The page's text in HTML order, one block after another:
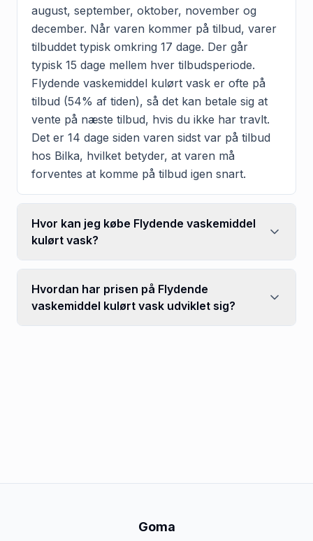
august, september, oktober, november og
december. Når varen kommer på tilbud, varer
tilbuddet typisk omkring 17 dage. Der går
typisk 15 dage mellem hver tilbudsperiode.
Flydende vaskemiddel kulørt vask er ofte på
tilbud (54% af tiden), så det kan betale sig at
vente på næste tilbud, hvis du ikke har travlt.
Det er 14 dage siden varen sidst var på tilbud
hos Bilka, hvilket betyder, at varen må
forventes at komme på tilbud igen snart.
Hvor kan jeg købe Flydende vaskemiddel
kulørt vask?
Hvordan har prisen på Flydende
vaskemiddel kulørt vask udviklet sig?
Goma